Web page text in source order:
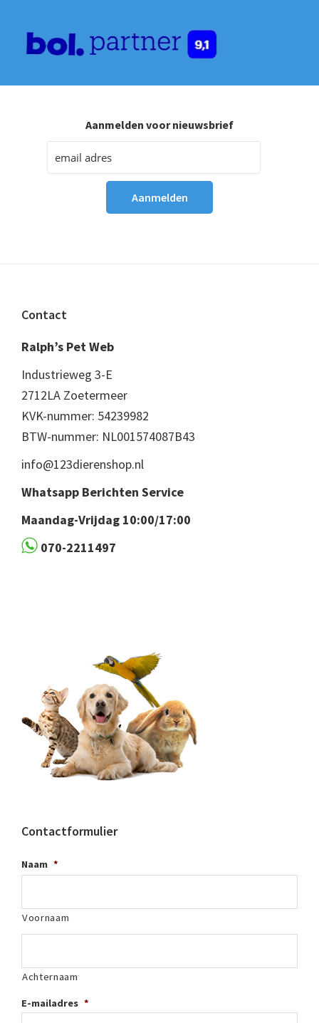
Aanmelden voor nieuwsbrief
Footer
Contact
Ralph’s Pet Web
Industrieweg 3-E
2712LA Zoetermeer
KVK-nummer: 54239982
BTW-nummer: NL001574087B43
info@123dierenshop.nl
Whatsapp Berichten Service
Maandag-Vrijdag 10:00/17:00
070-2211497
Contactformulier
Naam *
Voornaam
Achternaam
E-mailadres *